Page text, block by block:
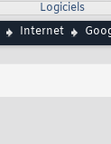
Logiciels
Internet